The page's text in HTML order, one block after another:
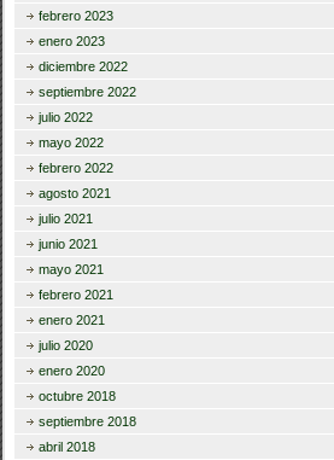
febrero 2023
enero 2023
diciembre 2022
septiembre 2022
julio 2022
mayo 2022
febrero 2022
agosto 2021
julio 2021
junio 2021
mayo 2021
febrero 2021
enero 2021
julio 2020
enero 2020
octubre 2018
septiembre 2018
abril 2018